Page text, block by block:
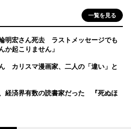
一覧を見る
明宏さん死去 ラストメッセージでも
起こりません」
カリスマ漫画家、二人の「違い」と
経済界有数の読書家だった 『死ぬほ